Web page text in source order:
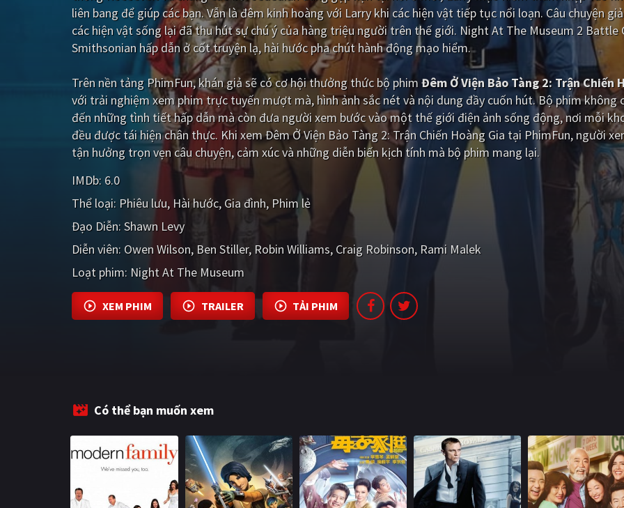
liên bang để giúp các bạn. Vẫn là đêm kinh hoàng với Larry khi các hiện vật tiếp tục nổi loạn. Câu chuyện
các hiện vật sống lại đã thu hút sự chú ý của hàng triệu người trên thế giới. Night At The Museum 2 Battle
Smithsonian hấp dẫn ở cốt truyện lạ, hài hước pha chút hành động mạo hiểm.
Trên nền tảng PhimFun, khán giả sẽ có cơ hội thưởng thức bộ phim Đêm Ở Viện Bảo Tàng 2: Trận Chiến
với trải nghiệm xem phim trực tuyến mượt mà, hình ảnh sắc nét và nội dung đầy cuốn hút. Bộ phim không
đến những tình tiết hấp dẫn mà còn đưa người xem bước vào một thế giới điện ảnh sống động, nơi mỗi
đều được tái hiện chân thực. Khi xem Đêm Ở Viện Bảo Tàng 2: Trận Chiến Hoàng Gia tại PhimFun, người
tận hưởng trọn vẹn câu chuyện, cảm xúc và những diễn biến kịch tính mà bộ phim mang lại.
IMDb: 6.0
Thể loại: Phiêu lưu Hài hước Gia đình Phim lẻ
Đạo Diễn: Shawn Levy
Diễn viên: Owen Wilson Ben Stiller Robin Williams Craig Robinson Rami Malek
Loạt phim: Night At The Museum
XEM PHIM TRAILER TẢI PHIM
Có thể bạn muốn xem